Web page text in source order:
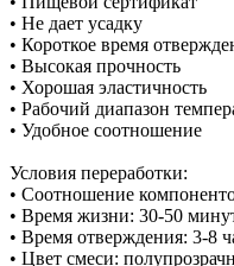
• Не дает усадку
• Короткое время
• Высокая прочность
• Хорошая эластичность
• Рабочий диапазон
• Удобное соотношение
Условия переработки:
• Соотношение
• Время жизни: 30-50
• Время отверждения: 3-8
• Цвет смеси: